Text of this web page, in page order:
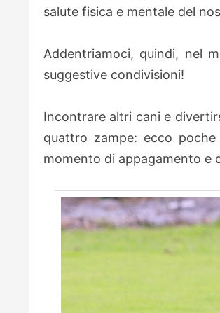
salute fisica e mentale del
Addentriamoci, quindi, nel
suggestive condivisioni!
Incontrare altri cani e
quattro zampe: ecco
momento di appagamento e